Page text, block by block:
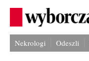
Nekrologi Odeszli